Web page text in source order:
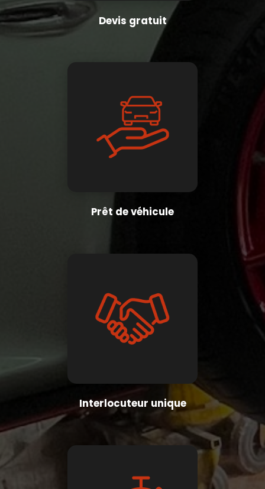
Devis gratuit
Prêt de véhicule
Interlocuteur unique